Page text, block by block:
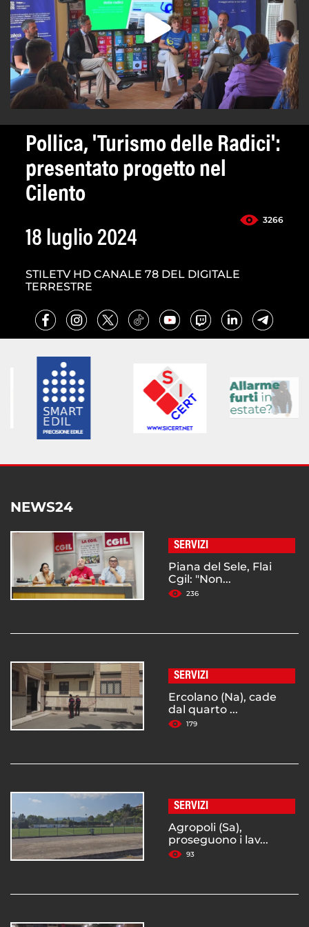
Pollica, 'Turismo delle Radici':
presentato progetto nel
Cilento
3266
18 luglio 2024
STILETV HD CANALE 78 DEL DIGITALE
TERRESTRE
NEWS24
SERVIZI
Piana del Sele, Flai
Cgil: "Non...
236
SERVIZI
Ercolano (Na), cade
dal quarto ...
179
SERVIZI
Agropoli (Sa),
proseguono i lav...
93